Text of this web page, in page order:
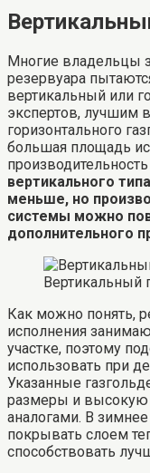
Многие владельцы
резервуара
вертикальный или
экспертов, лучшим
горизонтального
большая площадь
вертикального
меньше, но
системы можно
дополнительного
Вертикальный
Как можно понять,
исполнения
участке, поэтому
использовать при
Указанные
размеры и высокую
аналогами. В
покрывать слоем
способствовать